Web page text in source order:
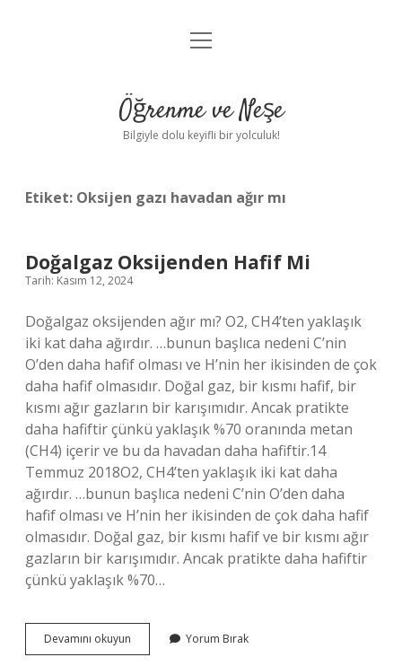
Anasayfa
Yasal Uyarı
menüyü
Öğrenme ve Neşe
Bilgiyle dolu keyifli bir yolculuk!
Etiket: Oksijen gazı havadan ağır mı
Doğalgaz Oksijenden Hafif Mi
Tarih: Kasım 12, 2024
Doğalgaz oksijenden ağır mı? O2, CH4’ten yaklaşık
iki kat daha ağırdır. …bunun başlıca nedeni C’nin
O’den daha hafif olması ve H’nin her ikisinden de çok
daha hafif olmasıdır. Doğal gaz, bir kısmı hafif, bir
kısmı ağır gazların bir karışımıdır. Ancak pratikte
daha hafiftir çünkü yaklaşık %70 oranında metan
(CH4) içerir ve bu da havadan daha hafiftir.14
Temmuz 2018O2, CH4’ten yaklaşık iki kat daha
ağırdır. …bunun başlıca nedeni C’nin O’den daha
hafif olması ve H’nin her ikisinden de çok daha hafif
olmasıdır. Doğal gaz, bir kısmı hafif ve bir kısmı ağır
gazların bir karışımıdır. Ancak pratikte daha hafiftir
çünkü yaklaşık %70…
Devamını okuyun Doğalgaz
Oksijenden
Yorum Bırak